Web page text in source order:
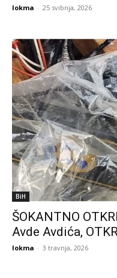
lokma - 25 svibnja, 2026
BiH
ŠOKANTNO
Avde Avdića,
lokma - 3 travnja, 2026